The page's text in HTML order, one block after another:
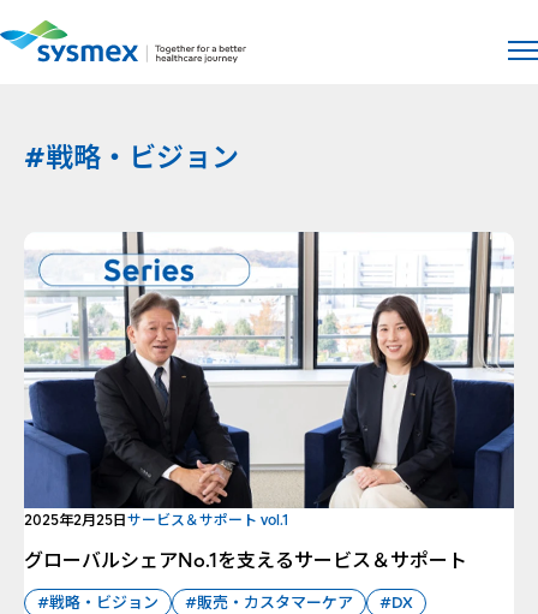
サイト
メ
#戦略・ビジョン
2025年2月25日サービス＆サポート vol.1
グローバルシェアNo.1を支えるサービス＆サポート
#戦略・ビジョン #販売・カスタマーケア
#DX